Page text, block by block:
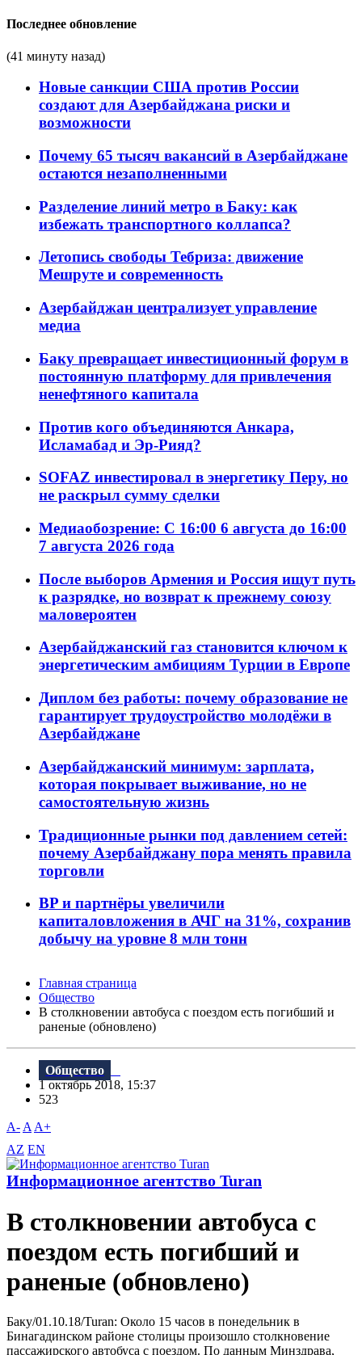
Последнее обновление
(41 минуту назад)
Новые санкции США против России
создают для Азербайджана риски и
возможности
Почему 65 тысяч вакансий в Азербайджане
остаются незаполненными
Разделение линий метро в Баку: как
избежать транспортного коллапса?
Летопись свободы Тебриза: движение
Мешруте и современность
Азербайджан централизует управление
медиа
Баку превращает инвестиционный форум в
постоянную платформу для привлечения
ненефтяного капитала
Против кого объединяются Анкара,
Исламабад и Эр-Рияд?
SOFAZ инвестировал в энергетику Перу, но
не раскрыл сумму сделки
Медиаобозрение: С 16:00 6 августа до 16:00
7 августа 2026 года
После выборов Армения и Россия ищут путь
к разрядке, но возврат к прежнему союзу
маловероятен
Азербайджанский газ становится ключом к
энергетическим амбициям Турции в Европе
Диплом без работы: почему образование не
гарантирует трудоустройство молодёжи в
Азербайджане
Азербайджанский минимум: зарплата,
которая покрывает выживание, но не
самостоятельную жизнь
Традиционные рынки под давлением сетей:
почему Азербайджану пора менять правила
торговли
BP и партнёры увеличили
капиталовложения в АЧГ на 31%, сохранив
добычу на уровне 8 млн тонн
Главная страница
Общество
В столкновении автобуса с поездом есть погибший и
раненые (обновлено)
Общество
1 октябрь 2018, 15:37
523
A- A A+
AZ EN
Информационное агентство Turan
В столкновении автобуса с
поездом есть погибший и
раненые (обновлено)
Баку/01.10.18/Turan: Около 15 часов в понедельник в
Бинагадинском районе столицы произошло столкновение
пассажирского автобуса с поездом. По данным Минздрава,